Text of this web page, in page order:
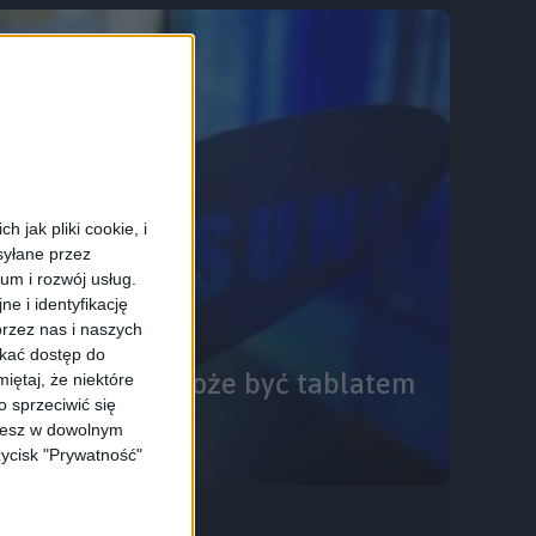
jak pliki cookie, i
przez
i rozwój usług.
i identyfikację
nas i naszych
dostęp do
że niektóre
sprzeciwić się
w dowolnym
"Prywatność"
SM-T330 może być tablatem